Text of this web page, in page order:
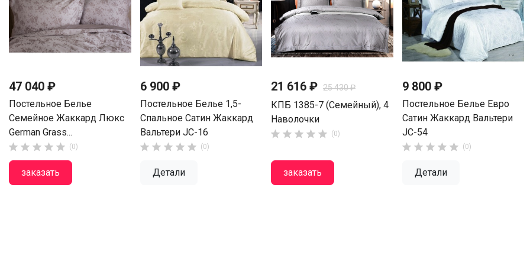
47 040 ₽
Постельное Белье
Семейное Жаккард Люкс
German Grass...
     (0)
заказать
6 900 ₽
Постельное Белье 1,5-
Спальное Сатин Жаккард
Вальтери JC-16
     (0)
Детали
21 616 ₽ 25 430 ₽
КПБ 1385-7 (семейный), 4
Наволочки
     (0)
заказать
9 800 ₽
Постельное Белье Евро
Сатин Жаккард Вальтери
JC-54
     (0)
Детали